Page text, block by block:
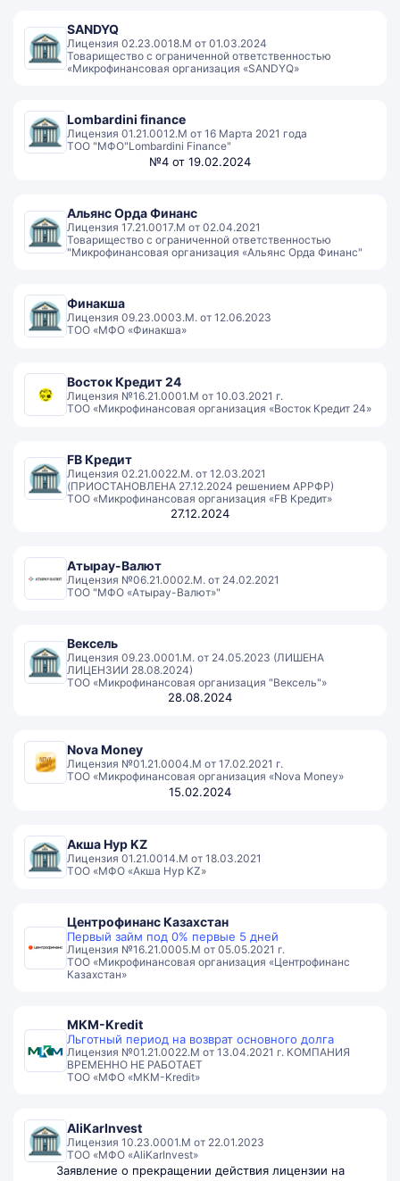
SANDYQ
Лицензия 02.23.0018.M от 01.03.2024
Товарищество с ограниченной ответственностью
«Микрофинансовая организация «SANDYQ»
Lombardini finance
Лицензия 01.21.0012.М от 16 Марта 2021 года
ТОО "МФО"Lombardini Finance"
№4 от 19.02.2024
Альянс Орда Финанс
Лицензия 17.21.0017.М от 02.04.2021
Товарищество с ограниченной ответственностью
"Микрофинансовая организация «Альянс Орда Финанс"
Финакша
Лицензия 09.23.0003.М. от 12.06.2023
ТОО «МФО «Финакша»
Восток Кредит 24
Лицензия №16.21.0001.М от 10.03.2021 г.
ТОО «Микрофинансовая организация «Восток Кредит 24»
FB Кредит
Лицензия 02.21.0022.M. от 12.03.2021
(ПРИОСТАНОВЛЕНА 27.12.2024 решением АРРФР)
ТОО «Микрофинансовая организация «FB Кредит»
27.12.2024
Атырау-Валют
Лицензия №06.21.0002.M. от 24.02.2021
ТОО "МФО «Атырау-Валют»"
Вексель
Лицензия 09.23.0001.М. от 24.05.2023 (ЛИШЕНА
ЛИЦЕНЗИИ 28.08.2024)
ТОО «Микрофинансовая организация "Вексель"»
28.08.2024
Nova Money
Лицензия №01.21.0004.М от 17.02.2021 г.
ТОО «Микрофинансовая организация «Nova Money»
15.02.2024
Акша Нур KZ
Лицензия 01.21.0014.М от 18.03.2021
ТОО «МФО «Акша Нур KZ»
Центрофинанс Казахстан
Первый займ под 0% первые 5 дней
Лицензия №16.21.0005.М от 05.05.2021 г.
ТОО «Микрофинансовая организация «Центрофинанс
Казахстан»
МКМ-Kredit
Льготный период на возврат основного долга
Лицензия №01.21.0022.М от 13.04.2021 г. КОМПАНИЯ
ВРЕМЕННО НЕ РАБОТАЕТ
ТОО «МФО «МКМ-Kredit»
AliKarInvest
Лицензия 10.23.0001.М от 22.01.2023
ТОО «МФО «AliKarInvest»
Заявление о прекращении действия лицензии на